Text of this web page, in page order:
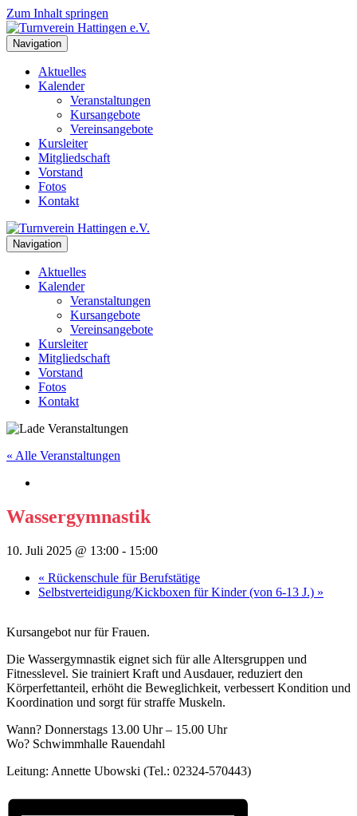
Zum Inhalt springen
Navigation
Aktuelles
Kalender
Veranstaltungen
Kursangebote
Vereinsangebote
Kursleiter
Mitgliedschaft
Vorstand
Fotos
Kontakt
Navigation
Aktuelles
Kalender
Veranstaltungen
Kursangebote
Vereinsangebote
Kursleiter
Mitgliedschaft
Vorstand
Fotos
Kontakt
« Alle Veranstaltungen
Wassergymnastik
10. Juli 2025 @ 13:00 - 15:00
« Rückenschule für Berufstätige
Selbstverteidigung/Kickboxen für Kinder (von 6-13 J.) »
Kursangebot nur für Frauen.
Die Wassergymnastik eignet sich für alle Altersgruppen und
Fitnesslevel. Sie trainiert Kraft und Ausdauer, reduziert den
Körperfettanteil, erhöht die Beweglichkeit, verbessert Kondition und
Koordination und sorgt für straffe Muskeln.
Wann? Donnerstags 13.00 Uhr – 15.00 Uhr
Wo? Schwimmhalle Rauendahl
Leitung: Annette Ubowski (Tel.: 02324-570443)